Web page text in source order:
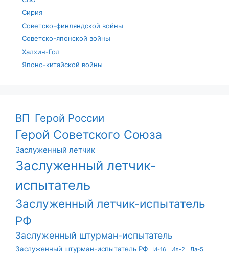
Сирия
Советско-финляндской войны
Советско-японской войны
Халхин-Гол
Японо-китайской войны
ВП Герой России
Герой Советского Союза
Заслуженный летчик
Заслуженный летчик-
испытатель
Заслуженный летчик-испытатель
РФ
Заслуженный штурман-испытатель
Заслуженный штурман-испытатель РФ И-16 Ил-2 Ла-5